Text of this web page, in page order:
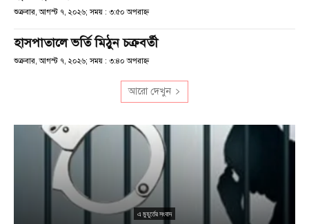
শুক্রবার, আগস্ট ৭, ২০২৬; সময় : ৩:৫০ অপরাহ্ণ
হাসপাতালে ভর্তি মিঠুন চক্রবর্তী
শুক্রবার, আগস্ট ৭, ২০২৬; সময় : ৩:৪০ অপরাহ্ণ
আরো দেখুন
এ মুহূর্তের সংবাদ